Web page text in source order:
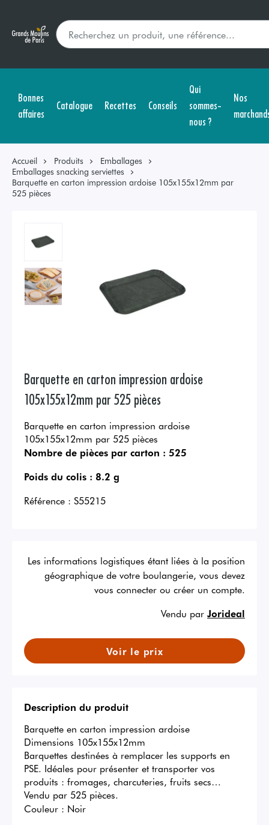
Bonnes
affaires
Catalogue Recettes Conseils
Qui
sommes-
nous ?
Nos
Accueil Produits
Emballages
Emballages snacking serviettes
Barquette en carton impression ardoise 105x155x12mm par
525 pièces
Barquette en carton impression ardoise
105x155x12mm par 525 pièces
Barquette en carton impression ardoise
105x155x12mm par 525 pièces
Nombre de pièces par carton : 525
Poids du colis : 8.2 g
Référence : S55215
Les informations logistiques étant liées à la position
géographique de votre boulangerie, vous devez
vous connecter ou créer un compte.
Vendu par Jorideal
Voir le prix
Description du produit
Barquette en carton impression ardoise
Dimensions 105x155x12mm
Barquettes destinées à remplacer les supports en
PSE. Idéales pour présenter et transporter vos
produits : fromages, charcuteries, fruits secs…
Vendu par 525 pièces.
Couleur : Noir